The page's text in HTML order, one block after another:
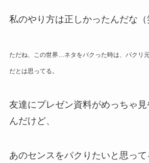
私のやり方は正しかったんだな（
ただね、この世界…ネタをパクった時は、パクリ
だとは思ってる。
友達にプレゼン資料がめっちゃ
んだけど、
あのセンスをパクりたいと思って